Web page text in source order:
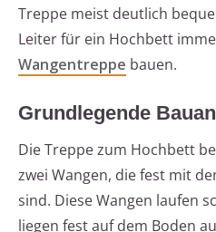
Treppe meist deutlich
Leiter für ein Hochbett
Wangentreppe bauen.
Grundlegende
Die Treppe zum Hochbett
zwei Wangen, die fest mit
sind. Diese Wangen laufen
liegen fest auf dem Boden